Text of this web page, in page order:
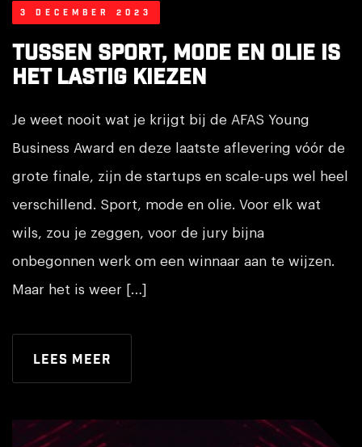
3 december 2023
Tussen sport, mode en olie is
het lastig kiezen
Je weet nooit wat je krijgt bij de AFAS Young
Business Award en deze laatste aflevering vóór de
grote finale, zijn de startups en scale-ups wel heel
verschillend. Sport, mode en olie. Voor elk wat
wils, zou je zeggen, voor de jury bijna
onbegonnen werk om een winnaar aan te wijzen.
Maar het is weer […]
Lees meer